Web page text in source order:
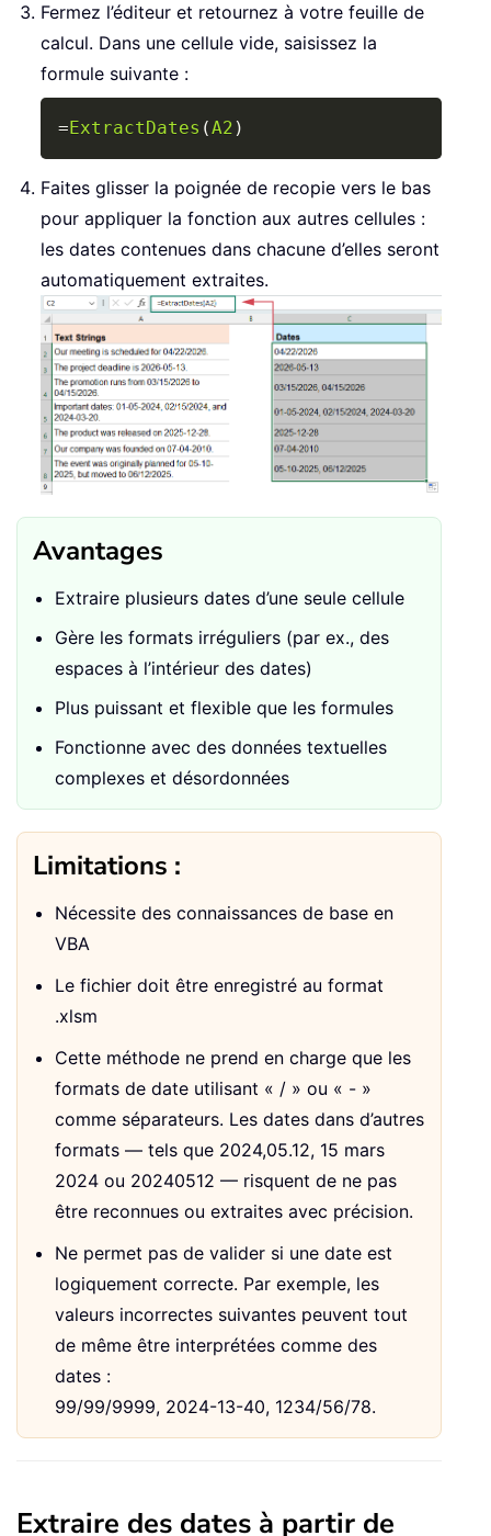
Fermez l’éditeur et retournez à votre feuille de
calcul. Dans une cellule vide, saisissez la
formule suivante :
= ExtractDates (A2 )
Faites glisser la poignée de recopie vers le bas
pour appliquer la fonction aux autres cellules :
les dates contenues dans chacune d’elles seront
automatiquement extraites.
Avantages
Extraire plusieurs dates d’une seule cellule
Gère les formats irréguliers (par ex., des
espaces à l’intérieur des dates)
Plus puissant et flexible que les formules
Fonctionne avec des données textuelles
complexes et désordonnées
Limitations :
Nécessite des connaissances de base en
VBA
Le fichier doit être enregistré au format
.xlsm
Cette méthode ne prend en charge que les
formats de date utilisant « / » ou « - »
comme séparateurs. Les dates dans d’autres
formats — tels que 2024,05.12, 15 mars
2024 ou 20240512 — risquent de ne pas
être reconnues ou extraites avec précision.
Ne permet pas de valider si une date est
logiquement correcte. Par exemple, les
valeurs incorrectes suivantes peuvent tout
de même être interprétées comme des
dates :
99/99/9999, 2024-13-40, 1234/56/78.
Extraire des dates à partir de